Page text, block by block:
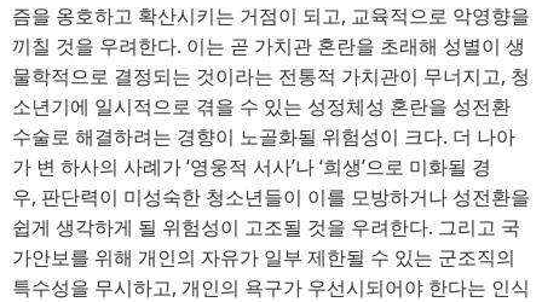
즘을 옹호하고 확산시키는 거점이 되고, 교육적으로 악영향을
끼칠 것을 우려한다. 이는 곧 가치관 혼란을 초래해 성별이 생
물학적으로 결정되는 것이라는 전통적 가치관이 무너지고, 청
소년기에 일시적으로 겪을 수 있는 성정체성 혼란을 성전환
수술로 해결하려는 경향이 노골화될 위험성이 크다. 더 나아
가 변 하사의 사례가‘영웅적 서사’나 ‘희생’으로 미화될 경
우, 판단력이 미성숙한 청소년들이 이를 모방하거나 성전환을
쉽게 생각하게 될 위험성이 고조될 것을 우려한다. 그리고 국
가안보를 위해 개인의 자유가 일부 제한될 수 있는 군조직의
특수성을 무시하고, 개인의 욕구가 우선시되어야 한다는 인식